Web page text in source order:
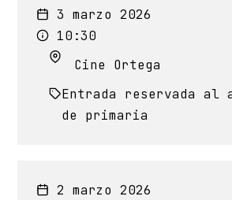
3 marzo 2026
10:30
Cine Ortega
Entrada reservada al
de primaria
2 marzo 2026